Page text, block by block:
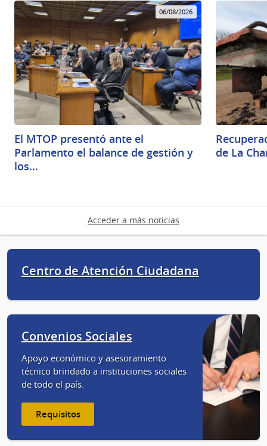
06/08/2026
El MTOP presentó ante el
Parlamento el balance de gestión y
los…
de La
Acceder a más noticias
Centro de Atención Ciudadana
Convenios Sociales
Apoyo económico y asesoramiento
técnico brindado a instituciones sociales
de todo el país.
Requisitos